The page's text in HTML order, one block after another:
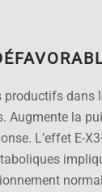
productifs dans
Augmente la
L’effet E-